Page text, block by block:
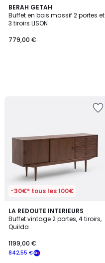
BERAH GETAH
Buffet en bois massif 2 portes et
3 tiroirs LISON
779,00 €
-30€* tous les 100€
LA REDOUTE INTERIEURS
Buffet vintage 2 portes, 4 tiroirs,
Quilda
842,55 €
1199,00 €
2
/
5